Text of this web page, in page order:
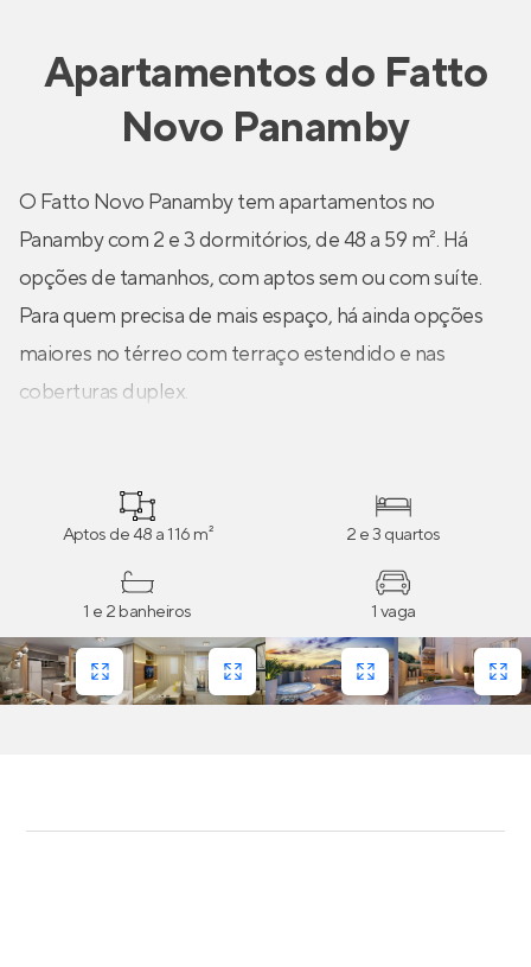
Apartamentosdo Fatto
Novo Panamby
O Fatto Novo Panamby tem apartamentos no
Panamby com 2 e 3 dormitórios, de 48 a 59 m². Há
opções de tamanhos, com aptos sem ou com suíte.
Para quem precisa de mais espaço, há ainda opções
maiores no térreo com terraço estendido e nas
coberturas duplex.
Aptos de 48 a 116 m² 2 e 3 quartos
1 e 2 banheiros 1 vaga